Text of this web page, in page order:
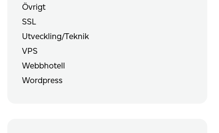
Övrigt
SSL
Utveckling/Teknik
VPS
Webbhotell
Wordpress